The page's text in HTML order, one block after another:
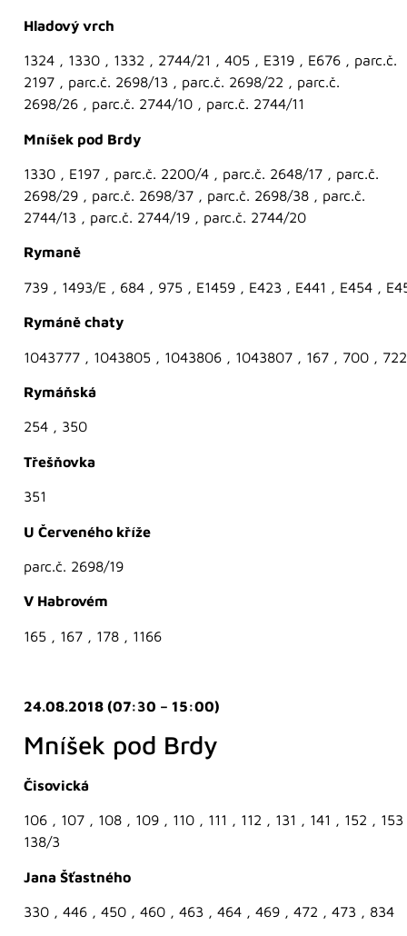
Hladový vrch
1324 , 1330 , 1332 , 2744/21 , 405 , E319 , E676 , parc.č.
2197 , parc.č. 2698/13 , parc.č. 2698/22 , parc.č.
2698/26 , parc.č. 2744/10 , parc.č. 2744/11
Mníšek pod Brdy
1330 , E197 , parc.č. 2200/4 , parc.č. 2648/17 , parc.č.
2698/29 , parc.č. 2698/37 , parc.č. 2698/38 , parc.č.
2744/13 , parc.č. 2744/19 , parc.č. 2744/20
Rymaně
739 , 1493/E , 684 , 975 , E1459 , E423 , E441 , E454 ,
Rymáně chaty
1043777 , 1043805 , 1043806 , 1043807 , 167 , 700 , 722
Rymáňská
254 , 350
Třešňovka
351
U Červeného kříže
parc.č. 2698/19
V Habrovém
165 , 167 , 178 , 1166
24.08.2018 (07:30 – 15:00)
Mníšek pod Brdy
Čisovická
106 , 107 , 108 , 109 , 110 , 111 , 112 , 131 , 141 , 152 ,
138/3
Jana Šťastného
330 , 446 , 450 , 460 , 463 , 464 , 469 , 472 , 473 , 834